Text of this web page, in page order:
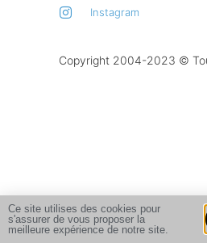
Instagram
Copyright 2004-2023 ©
Ce site utilises des cookies pour
s'assurer de vous proposer la
meilleure expérience de notre site.